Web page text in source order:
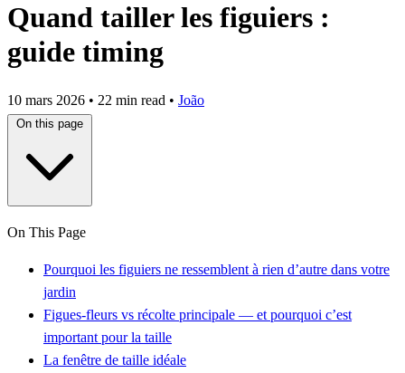
Quand tailler les figuiers :
guide timing
10 mars 2026 • 22 min read • João
On this page
On This Page
Pourquoi les figuiers ne ressemblent à rien d’autre dans votre
jardin
Figues-fleurs vs récolte principale — et pourquoi c’est
important pour la taille
La fenêtre de taille idéale